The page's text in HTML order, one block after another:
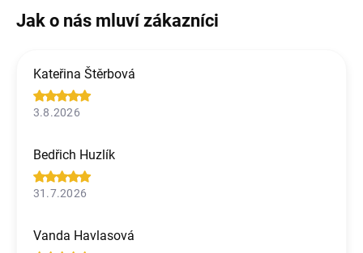
Kateřina Štěrbová
3.8.2026
Bedřich Huzlík
31.7.2026
Vanda Havlasová